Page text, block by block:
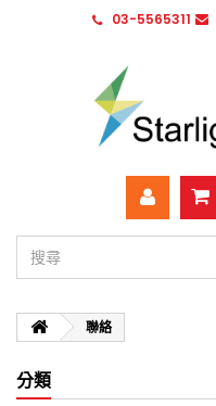
03-5565311
聯絡
分類